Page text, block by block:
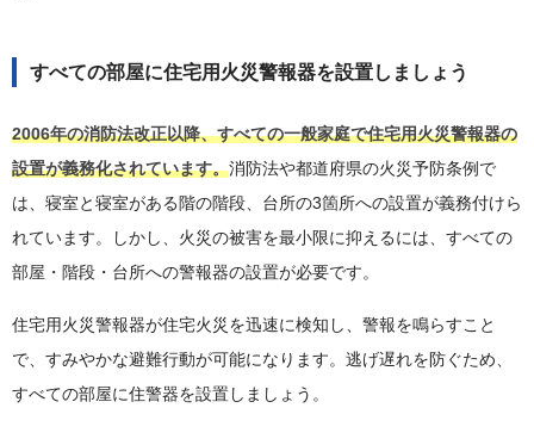
すべての部屋に住宅用火災警報器を設置しましょう
2006年の消防法改正以降、すべての一般家庭で住宅用火災警報器の
設置が義務化されています。消防法や都道府県の火災予防条例で
は、寝室と寝室がある階の階段、台所の3箇所への設置が義務付けら
れています。しかし、火災の被害を最小限に抑えるには、すべての
部屋・階段・台所への警報器の設置が必要です。
住宅用火災警報器が住宅火災を迅速に検知し、警報を鳴らすこと
で、すみやかな避難行動が可能になります。逃げ遅れを防ぐため、
すべての部屋に住警器を設置しましょう。